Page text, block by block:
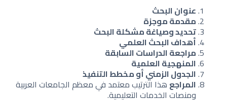
عنوان البحث
مقدمة موجزة
تحديد وصياغة مشكلة البحث
أهداف البحث العلمي
مراجعة الدراسات السابقة
المنهجية العلمية
الجدول الزمني أو مخطط التنفيذ
المراجعهذا الترتيب معتمد في معظم الجامعات العربية
ومنصات الخدمات التعليمية.